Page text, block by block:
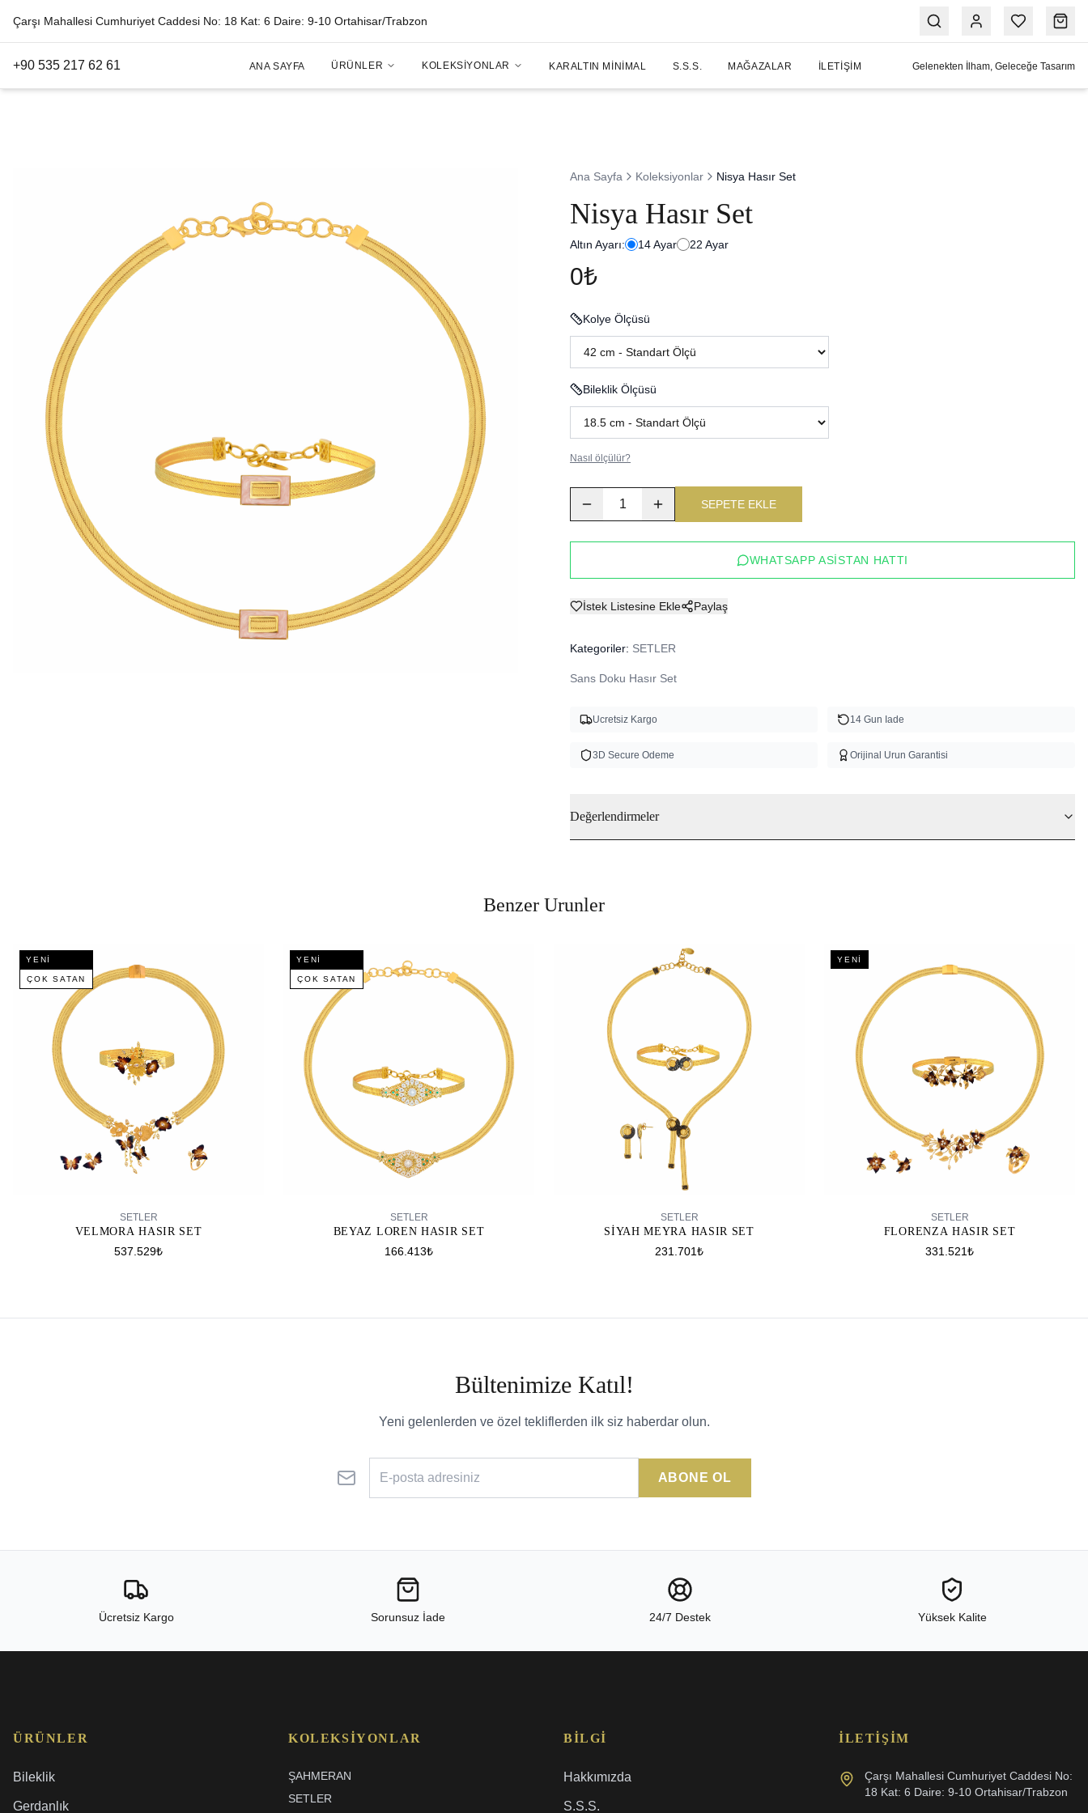
Çarşı Mahallesi Cumhuriyet Caddesi No: 18 Kat: 6 Daire: 9-10 Ortahisar/Trabzon
+90 535 217 62 61 ANA SAYFA ÜRÜNLER KOLEKSIYONLAR KARALTIN MINIMAL S.S.S. MAĞAZALAR İLETIŞIM Gelenekten İlham, Geleceğe Tasarım
Ana Sayfa Koleksiyonlar Nisya Hasır Set
Nisya Hasır Set
Altın Ayarı: 14Ayar 22 Ayar
0₺
Kolye Ölçüsü
Bileklik Ölçüsü
Nasıl ölçülür?
1 SEPETE EKLE
WHATSAPP ASISTAN HATTI
İstek Listesine Ekle Paylaş
Kategoriler: SETLER
Sans Doku Hasır Set
Ucretsiz Kargo 14 Gun Iade
3D Secure Odeme Orijinal Urun Garantisi
Değerlendirmeler
Benzer Urunler
YENI
ÇOK SATAN
SETLER
VELMORA HASIR SET
537.529₺
YENI
ÇOK SATAN
SETLER
BEYAZ LOREN HASIR SET
166.413₺
SETLER
SIYAH MEYRA HASIR SET
231.701₺
YENI
SETLER
FLORENZA HASIR SET
331.521₺
Bültenimize Katıl!
Yeni gelenlerden ve özel tekliflerden ilk siz haberdar olun.
ABONE OL
Ücretsiz Kargo Sorunsuz İade 24/7 Destek Yüksek Kalite
ÜRÜNLER
Bileklik
Gerdanlık
KOLEKSIYONLAR
ŞAHMERAN
SETLER
BILGI
Hakkımızda
S.S.S.
İLETIŞIM
Çarşı Mahallesi Cumhuriyet Caddesi No:
18 Kat: 6 Daire: 9-10 Ortahisar/Trabzon